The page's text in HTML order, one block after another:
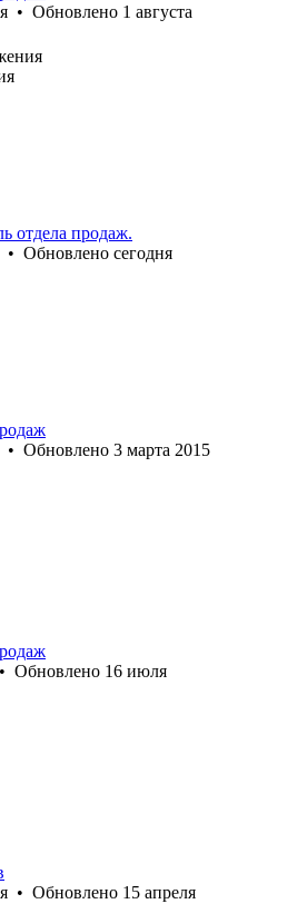
• Обновлено 1 августа
отдела продаж.
• Обновлено сегодня
• Обновлено 3 марта 2015
• Обновлено 16 июля
• Обновлено 15 апреля